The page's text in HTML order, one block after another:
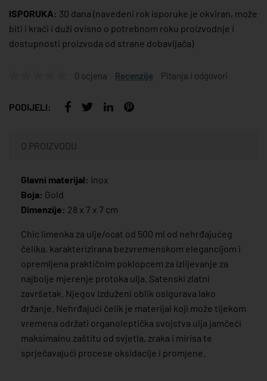
ISPORUKA: 30 dana (navedeni rok isporuke je okviran, može
biti i kraći i duži ovisno o potrebnom roku proizvodnje i
dostupnosti proizvoda od strane dobavljača)
0 ocjena Recenzije Pitanja i odgovori
PODIJELI:
O PROIZVODU
Glavni materijal: Inox
Boja: Gold
Dimenzije: 28 x 7 x 7 cm
Chic limenka za ulje/ocat od 500 ml od nehrđajućeg
čelika, karakterizirana bezvremenskom elegancijom i
opremljena praktičnim poklopcem za izlijevanje za
najbolje mjerenje protoka ulja. Satenski zlatni
završetak. Njegov izduženi oblik osigurava lako
držanje. Nehrđajući čelik je materijal koji može tijekom
vremena održati organoleptička svojstva ulja jamčeći
maksimalnu zaštitu od svjetla, zraka i mirisa te
sprječavajući procese oksidacije i promjene.